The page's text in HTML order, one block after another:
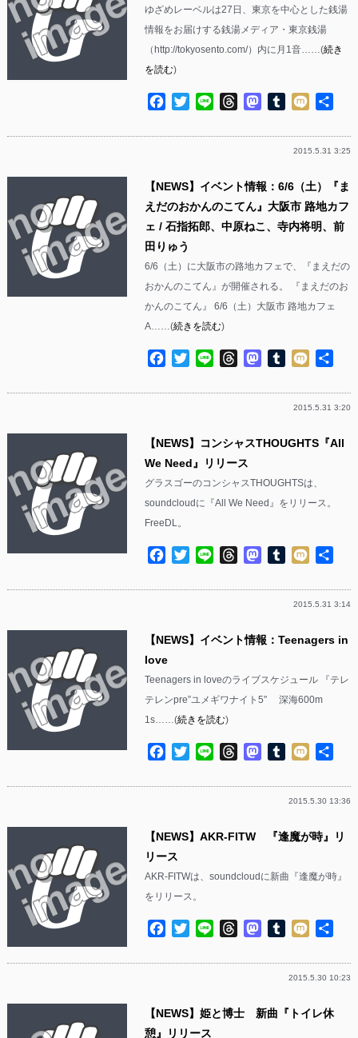
ゆざめレーベルは27日、東京を中心とした銭湯
情報をお届けする銭湯メディア・東京銭湯
（http://tokyosento.com/）内に月1音……(続き
を読む)
Facebook
TwitterLine ThreadsMastodon
Tumblr
Mixi
2015.5.31 3:25
【NEWS】イベント情報：6/6（土）『ま
えだのおかんのこてん』大阪市 路地カフ
ェ / 石指拓郎、中原ねこ、寺内将明、前
田りゅう
6/6（土）に大阪市の路地カフェで、『まえだの
おかんのこてん』が開催される。 『まえだのお
かんのこてん』 6/6（土）大阪市 路地カフェ
A……(続きを読む)
Facebook
TwitterLine ThreadsMastodon
Tumblr
Mixi
2015.5.31 3:20
【NEWS】コンシャスTHOUGHTS『All
We Need』リリース
グラスゴーのコンシャスTHOUGHTSは、
soundcloudに『All We Need』をリリース。
FreeDL。
Facebook
TwitterLine ThreadsMastodon
Tumblr
Mixi
2015.5.31 3:14
【NEWS】イベント情報：Teenagers in
love
Teenagers in loveのライブスケジュール 『テレ
テレンpre”ユメギワナイト5″ 深海600m
1s……(続きを読む)
Facebook
TwitterLine ThreadsMastodon
Tumblr
Mixi
2015.5.30 13:36
【NEWS】AKR-FITW 『逢魔が時』リ
リース
AKR-FITWは、soundcloudに新曲『逢魔が時』
をリリース。
Facebook
TwitterLine ThreadsMastodon
Tumblr
Mixi
2015.5.30 10:23
【NEWS】姫と博士 新曲『トイレ休
憩』リリース